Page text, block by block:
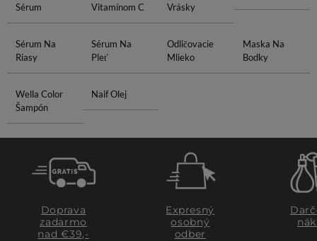
Sérum
Vitamínom C
Vrásky
Sérum Na
Riasy
Sérum Na
Pleť
Odličovacie
Mlieko
Maska Na
Bodky
Wella Color
Šampón
Naif Olej
Doprava
zadarmo
nad €39,-
Expresný
osobný
odber